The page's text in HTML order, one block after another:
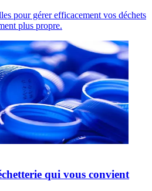
pour gérer efficacement vos déchets
plus propre.
qui vous convient